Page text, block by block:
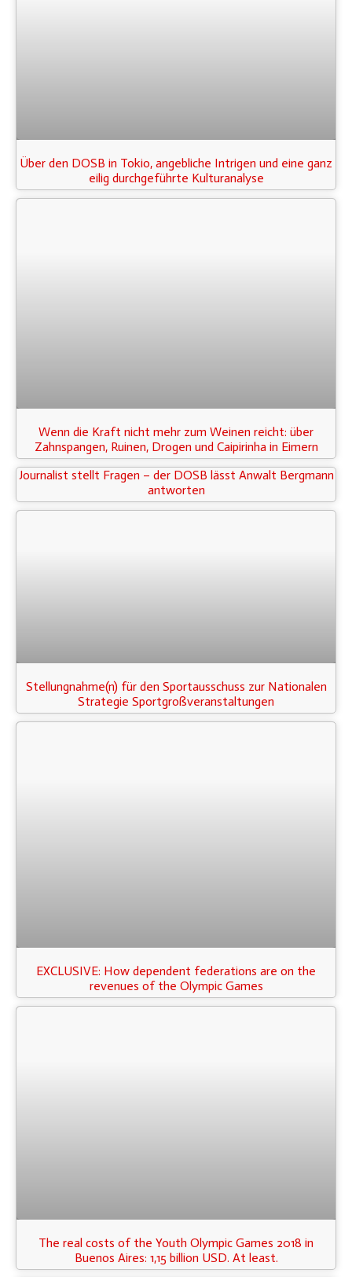
Über den DOSB in Tokio, angebliche Intrigen und eine ganz
eilig durchgeführte Kulturanalyse
Wenn die Kraft nicht mehr zum Weinen reicht: über
Zahnspangen, Ruinen, Drogen und Caipirinha in Eimern
Journalist stellt Fragen – der DOSB lässt Anwalt Bergmann
antworten
Stellungnahme(n) für den Sportausschuss zur Nationalen
Strategie Sportgroßveranstaltungen
EXCLUSIVE: How dependent federations are on the
revenues of the Olympic Games
The real costs of the Youth Olympic Games 2018 in
Buenos Aires: 1,15 billion USD. At least.